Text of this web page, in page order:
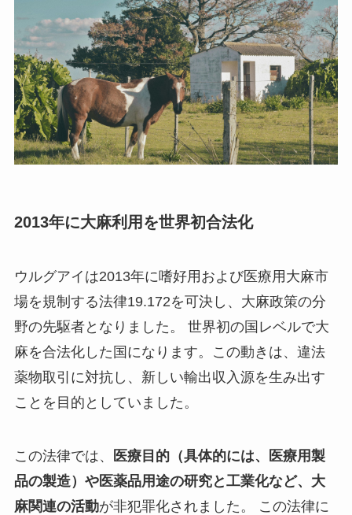
2013年に大麻利用を世界初合法化
ウルグアイは2013年に嗜好用および医療用大麻市
場を規制する法律19.172を可決し、大麻政策の分
野の先駆者となりました。 世界初の国レベルで大
麻を合法化した国になります。この動きは、違法
薬物取引に対抗し、新しい輸出収入源を生み出す
ことを目的としていました。
この法律では、
医療目的（具体的には、医療用製
品の製造）や医薬品用途の研究と工業化など、大
麻関連の活動が非犯罪化されました。 この法律に